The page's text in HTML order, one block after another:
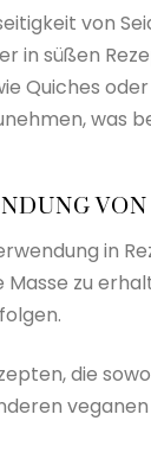
von
in süßen
Quiches
was
in
zu
die